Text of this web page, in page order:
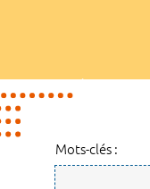
Mots-clés :